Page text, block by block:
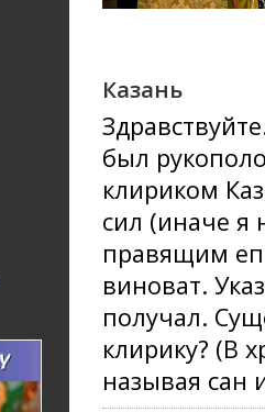
Казань
был
клириком
сил (иначе я
правящим
виноват.
получал.
клирику? (В
называя сан